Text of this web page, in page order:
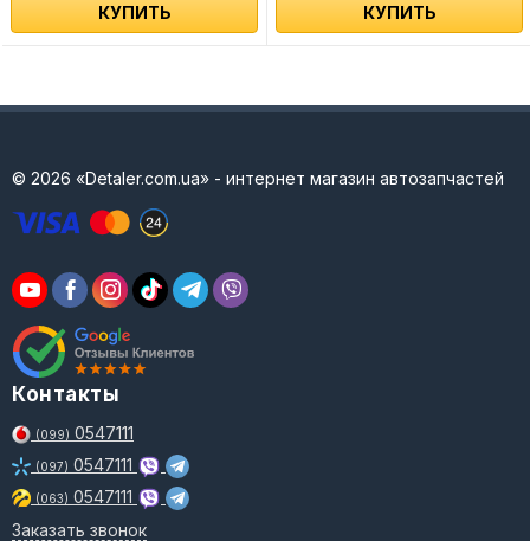
КУПИТЬ КУПИТЬ
© 2026 «Detaler.com.ua» - интернет магазин автозапчастей
Контакты
(099) 0547111
(097) 0547111
(063) 0547111
Заказать звонок